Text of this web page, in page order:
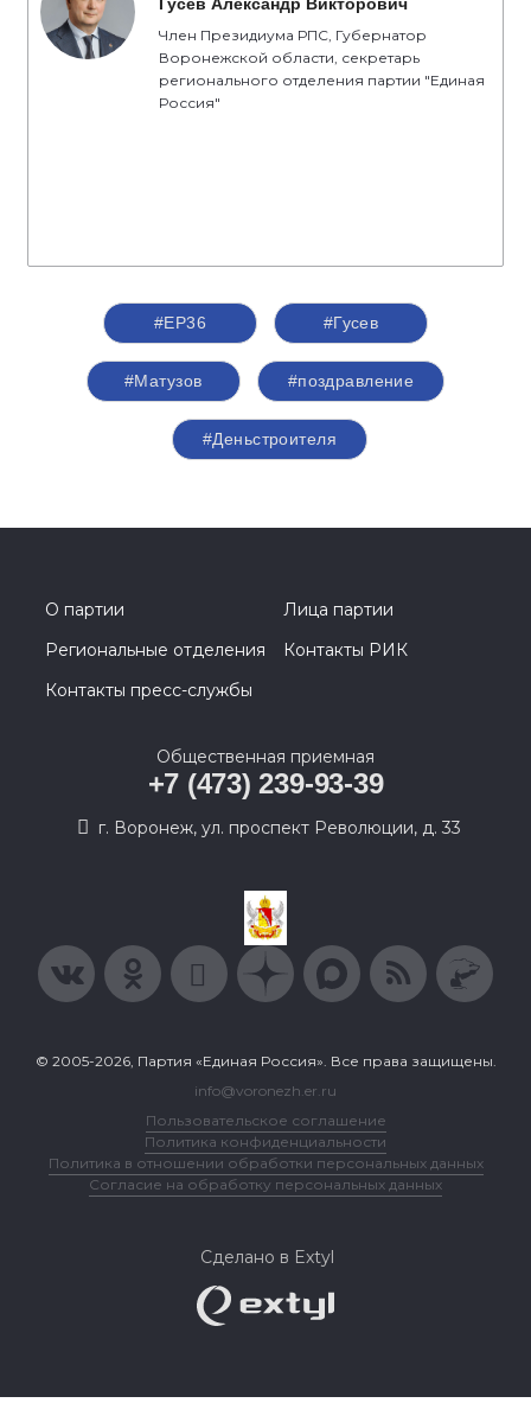
Член Президиума РПС, Губернатор
Воронежской области, секретарь
регионального отделения партии "Единая
Россия"
#ЕР36 #Гусев
#Матузов #поздравление
#Деньстроителя
О партии
Лица партии
Региональные отделения
Контакты РИК
Контакты пресс-службы
Общественная приемная
+7 (473) 239-93-39
г. Воронеж, ул. проспект Революции, д. 33
© 2005-2026, Партия «Единая Россия». Все права защищены.
info@voronezh.er.ru
Пользовательское соглашение
Политика конфиденциальности
Политика в отношении обработки персональных данных
Согласие на обработку персональных данных
Сделано в Extyl